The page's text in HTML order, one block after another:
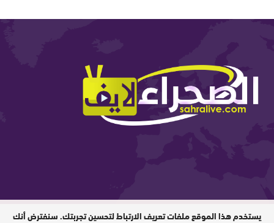
المدير المسؤول : ابيبك المحفوظ / جميع
يستخدم هذا الموقع ملفات تعريف الارتباط لتحسين تجربتك. سنفترض أنك